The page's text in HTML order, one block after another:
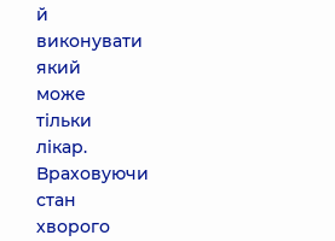
й
виконувати
який
може
тільки
лікар.
Враховуючи
стан
хворого